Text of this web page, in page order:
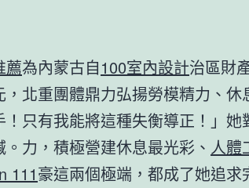
薦為內蒙古自100室內設計治區財
北重團體鼎力弘揚勞模精力、休
！只有我能將這種失衡導正！」
力，積極營建休息最光彩、 人體
111豪這兩個極端，都成了她追求